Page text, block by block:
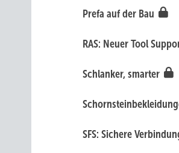
Prefa auf der Bau
RAS: Neuer Tool
Schlanker, s marter
SFS: Sichere